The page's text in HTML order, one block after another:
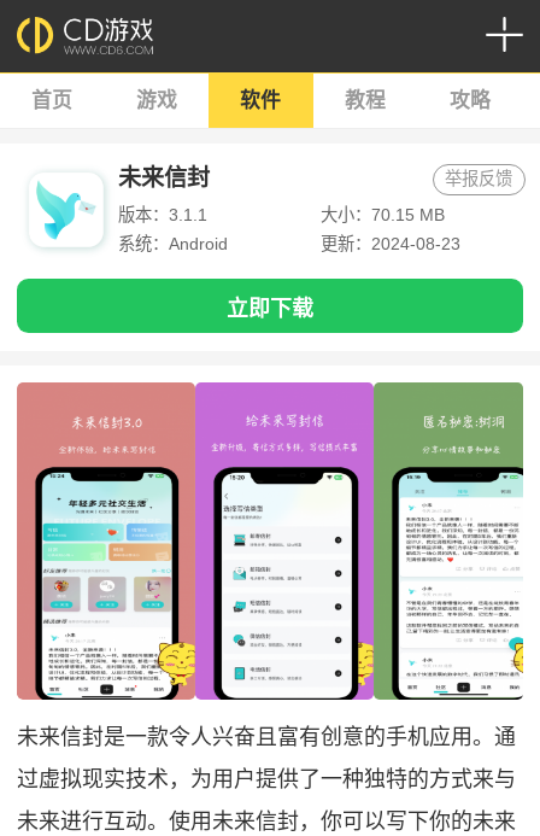
首页 游戏 软件 教程 攻略
未来信封
版本：3.1.1
大小：70.15 MB
系统：Android
更新：2024-08-23
举报反馈
立即下载
未来信封是一款令人兴奋且富有创意的手机应用。通
过虚拟现实技术，为用户提供了一种独特的方式来与
未来进行互动。使用未来信封，你可以写下你的未来